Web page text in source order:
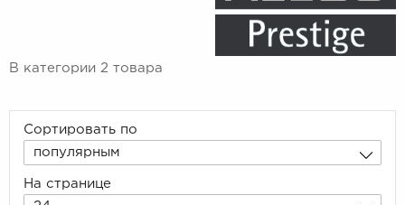
В категории 2 товара
Сортировать по
популярным
На странице